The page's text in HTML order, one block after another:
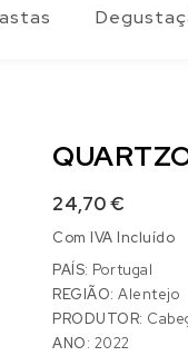
24,70€
Com IVA Incluído
PAÍS: Portugal
REGIÃO: Alentejo
PRODUTOR:
ANO: 2022